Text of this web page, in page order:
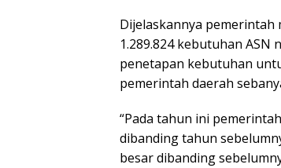
Dijelaskannya pemerintah
1.289.824 kebutuhan
penetapan kebutuhan
pemerintah daerah
“Pada tahun ini
dibanding tahun
besar dibanding